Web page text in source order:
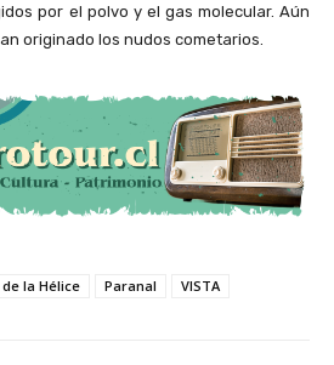
por el polvo y el gas molecular. Aún
originado los nudos cometarios.
la Hélice Paranal VISTA